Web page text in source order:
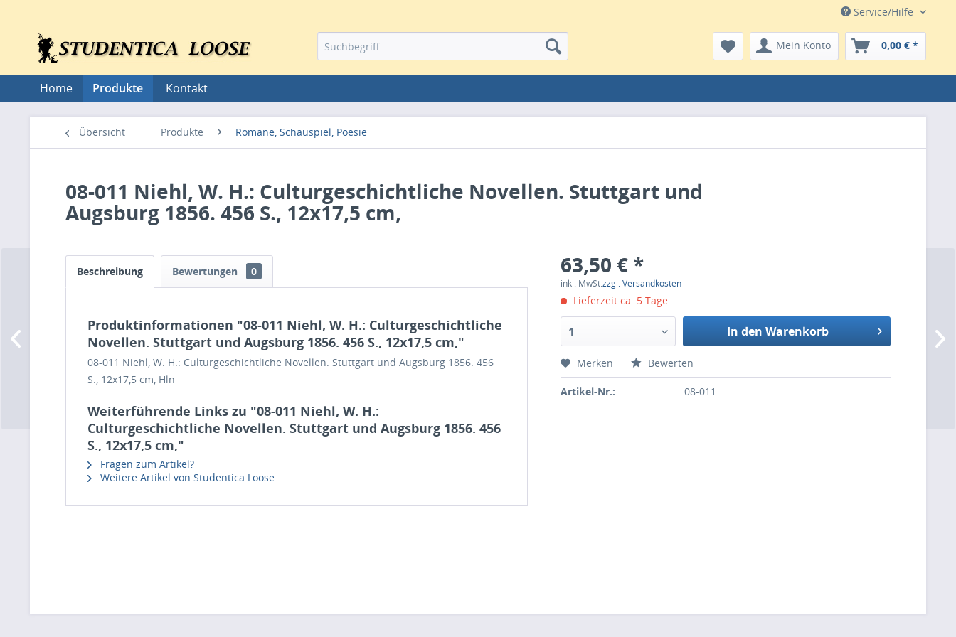
Service/Hilfe
Mein Konto 0,00 € *
Home Produkte Kontakt
Übersicht Produkte Romane, Schauspiel, Poesie
08-011 Niehl, W. H.: Culturgeschichtliche Novellen. Stuttgart und
Augsburg 1856. 456 S., 12x17,5 cm,
63,50 € *
inkl. MwSt.zzgl. Versandkosten
Lieferzeit ca. 5 Tage
1 In den Warenkorb
Merken Bewerten
Artikel-Nr.: 08-011
Beschreibung Bewertungen 0
Produktinformationen "08-011 Niehl, W. H.: Culturgeschichtliche
Novellen. Stuttgart und Augsburg 1856. 456 S., 12x17,5 cm,"
08-011 Niehl, W. H.: Culturgeschichtliche Novellen. Stuttgart und Augsburg 1856. 456
S., 12x17,5 cm, Hln
Weiterführende Links zu "08-011 Niehl, W. H.:
Culturgeschichtliche Novellen. Stuttgart und Augsburg 1856. 456
S., 12x17,5 cm,"
Fragen zum Artikel?
Weitere Artikel von Studentica Loose